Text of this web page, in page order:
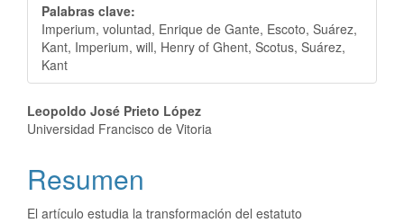
Palabras clave:
Imperium, voluntad, Enrique de Gante, Escoto, Suárez,
Kant, Imperium, will, Henry of Ghent, Scotus, Suárez,
Kant
Leopoldo José Prieto López
Universidad Francisco de Vitoria
Resumen
El artículo estudia la transformación del estatuto